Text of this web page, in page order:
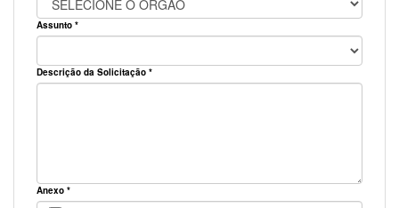
Assunto *
Descrição da Solicitação *
Anexo *